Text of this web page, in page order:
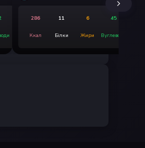
286
Ккал
11
Білки
6
Жири
45
Вуглеводи